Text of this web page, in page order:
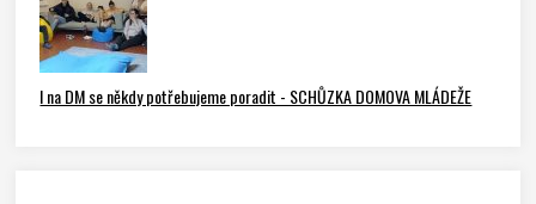
I na DM se někdy potřebujeme poradit - SCHŮZKA DOMOVA MLÁDEŽE